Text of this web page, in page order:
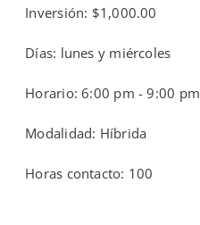
Inversión: $1,000.00
Días: lunes y miércoles
Horario: 6:00 pm - 9:00 pm
Modalidad: Híbrida
Horas contacto: 100